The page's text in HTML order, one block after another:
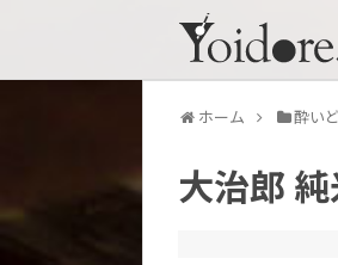
ホーム 酔い
大治郎 純